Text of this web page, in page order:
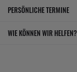
PERSÖNLICHE TERMINE
WIE KÖNNEN WIR HELFEN?